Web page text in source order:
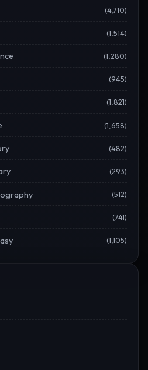
(4,710)
(1,514)
(1,280)
(945)
(1,821)
(1,658)
(482)
(293)
(512)
(741)
(1,105)